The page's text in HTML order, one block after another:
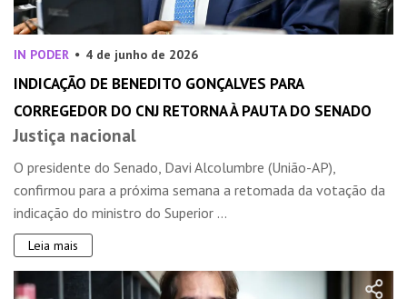
IN PODER 4 de junho de 2026
INDICAÇÃO DE BENEDITO GONÇALVES PARA
CORREGEDOR DO CNJ RETORNA À PAUTA DO SENADO
Justiça nacional
O presidente do Senado, Davi Alcolumbre (União-AP),
confirmou para a próxima semana a retomada da votação da
indicação do ministro do Superior ...
Leia mais